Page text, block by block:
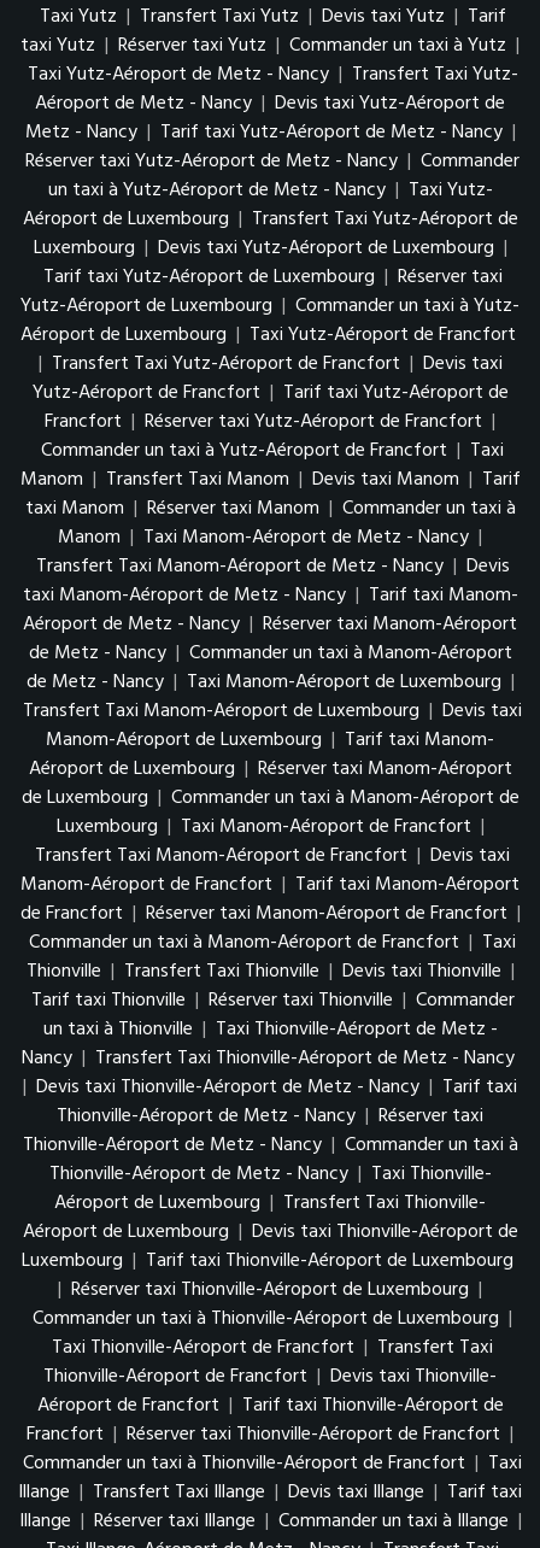
Taxi Yutz | Transfert Taxi Yutz | Devis taxi Yutz | Tarif
taxi Yutz | Réserver taxi Yutz | Commander un taxi à Yutz |
Taxi Yutz-Aéroport de Metz - Nancy | Transfert Taxi Yutz-
Aéroport de Metz - Nancy | Devis taxi Yutz-Aéroport de
Metz - Nancy | Tarif taxi Yutz-Aéroport de Metz - Nancy |
Réserver taxi Yutz-Aéroport de Metz - Nancy | Commander
un taxi à Yutz-Aéroport de Metz - Nancy | Taxi Yutz-
Aéroport de Luxembourg | Transfert Taxi Yutz-Aéroport de
Luxembourg | Devis taxi Yutz-Aéroport de Luxembourg |
Tarif taxi Yutz-Aéroport de Luxembourg | Réserver taxi
Yutz-Aéroport de Luxembourg | Commander un taxi à Yutz-
Aéroport de Luxembourg | Taxi Yutz-Aéroport de Francfort
| Transfert Taxi Yutz-Aéroport de Francfort | Devis taxi
Yutz-Aéroport de Francfort | Tarif taxi Yutz-Aéroport de
Francfort | Réserver taxi Yutz-Aéroport de Francfort |
Commander un taxi à Yutz-Aéroport de Francfort | Taxi
Manom | Transfert Taxi Manom | Devis taxi Manom | Tarif
taxi Manom | Réserver taxi Manom | Commander un taxi à
Manom | Taxi Manom-Aéroport de Metz - Nancy |
Transfert Taxi Manom-Aéroport de Metz - Nancy | Devis
taxi Manom-Aéroport de Metz - Nancy | Tarif taxi Manom-
Aéroport de Metz - Nancy | Réserver taxi Manom-Aéroport
de Metz - Nancy | Commander un taxi à Manom-Aéroport
de Metz - Nancy | Taxi Manom-Aéroport de Luxembourg |
Transfert Taxi Manom-Aéroport de Luxembourg | Devis taxi
Manom-Aéroport de Luxembourg | Tarif taxi Manom-
Aéroport de Luxembourg | Réserver taxi Manom-Aéroport
de Luxembourg | Commander un taxi à Manom-Aéroport de
Luxembourg | Taxi Manom-Aéroport de Francfort |
Transfert Taxi Manom-Aéroport de Francfort | Devis taxi
Manom-Aéroport de Francfort | Tarif taxi Manom-Aéroport
de Francfort | Réserver taxi Manom-Aéroport de Francfort |
Commander un taxi à Manom-Aéroport de Francfort | Taxi
Thionville | Transfert Taxi Thionville | Devis taxi Thionville |
Tarif taxi Thionville | Réserver taxi Thionville | Commander
un taxi à Thionville | Taxi Thionville-Aéroport de Metz -
Nancy | Transfert Taxi Thionville-Aéroport de Metz - Nancy
| Devis taxi Thionville-Aéroport de Metz - Nancy | Tarif taxi
Thionville-Aéroport de Metz - Nancy | Réserver taxi
Thionville-Aéroport de Metz - Nancy | Commander un taxi à
Thionville-Aéroport de Metz - Nancy | Taxi Thionville-
Aéroport de Luxembourg | Transfert Taxi Thionville-
Aéroport de Luxembourg | Devis taxi Thionville-Aéroport de
Luxembourg | Tarif taxi Thionville-Aéroport de Luxembourg
| Réserver taxi Thionville-Aéroport de Luxembourg |
Commander un taxi à Thionville-Aéroport de Luxembourg |
Taxi Thionville-Aéroport de Francfort | Transfert Taxi
Thionville-Aéroport de Francfort | Devis taxi Thionville-
Aéroport de Francfort | Tarif taxi Thionville-Aéroport de
Francfort | Réserver taxi Thionville-Aéroport de Francfort |
Commander un taxi à Thionville-Aéroport de Francfort | Taxi
Illange | Transfert Taxi Illange | Devis taxi Illange | Tarif taxi
Illange | Réserver taxi Illange | Commander un taxi à Illange |